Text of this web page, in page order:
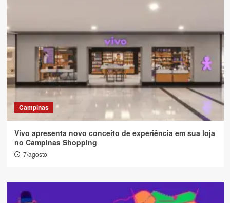
Campinas
Vivo apresenta novo conceito de experiência em sua loja
no Campinas Shopping
7/agosto